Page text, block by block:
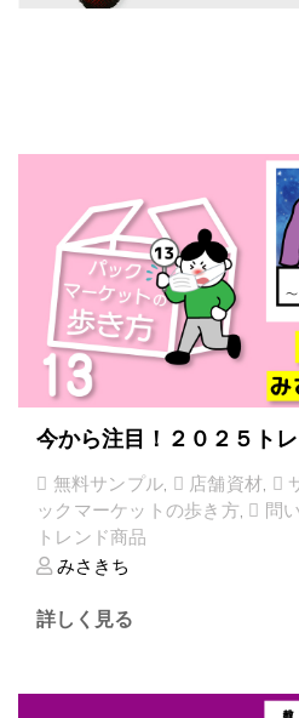
今から注目！２０２５ト
無料サンプル, 店舗資材,
ックマーケットの歩き方, 問
トレンド商品
みさきち
詳しく見る